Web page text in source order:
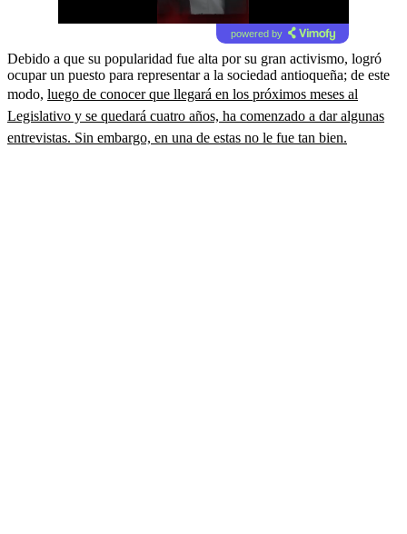
powered by
Debido a que su popularidad fue alta por su gran activismo, logró
ocupar un puesto para representar a la sociedad antioqueña; de este
modo, luego de conocer que llegará en los próximos meses al
Legislativo y se quedará cuatro años, ha comenzado a dar algunas
entrevistas. Sin embargo, en una de estas no le fue tan bien.